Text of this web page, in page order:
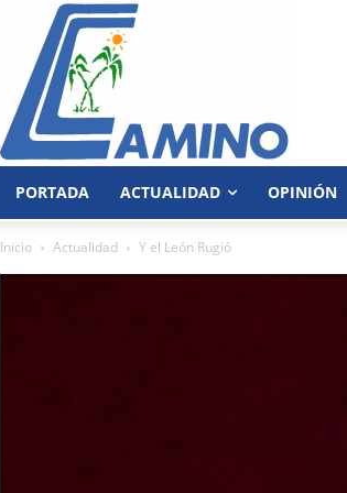
PORTADA ACTUALIDAD OPINIÓN
Inicio Actualidad Y el León Rugió